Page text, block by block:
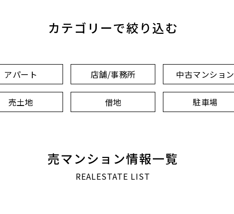
カテゴリーで絞り込む
アパート 店舗/事務所 中古マンション
売土地 借地 駐車場
売マンション情報一覧
REALESTATE LIST